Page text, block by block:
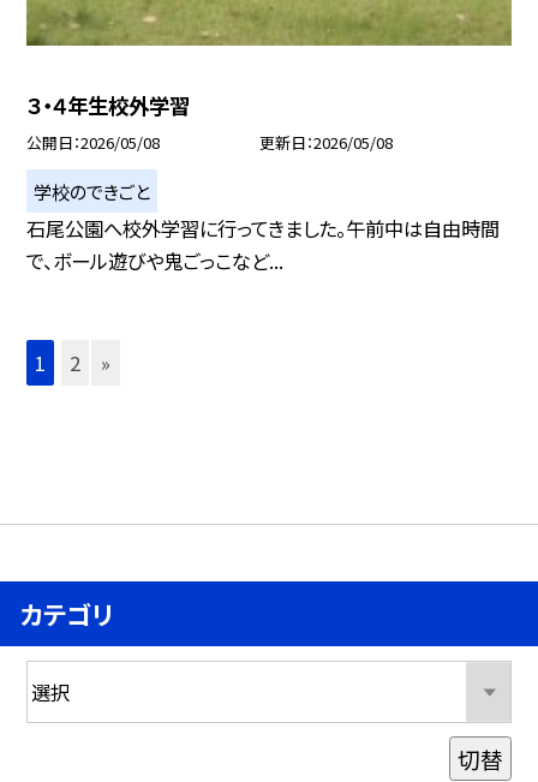
３・４年生校外学習
公開日 2026/05/08 更新日 2026/05/08
学校のできごと
石尾公園へ校外学習に行ってきました。午前中は自由時間
で、ボール遊びや鬼ごっこなど...
1 2 »
カテゴリ
切替